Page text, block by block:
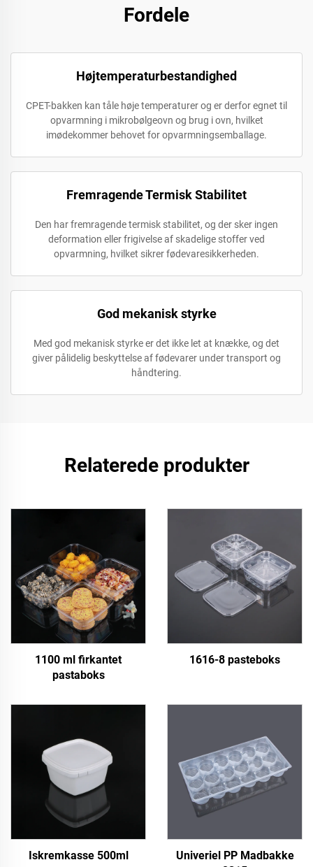
Fordele
Højtemperaturbestandighed
CPET-bakken kan tåle høje temperaturer og er derfor egnet til
opvarmning i mikrobølgeovn og brug i ovn, hvilket
imødekommer behovet for opvarmningsemballage.
Fremragende Termisk Stabilitet
Den har fremragende termisk stabilitet, og der sker ingen
deformation eller frigivelse af skadelige stoffer ved
opvarmning, hvilket sikrer fødevaresikkerheden.
God mekanisk styrke
Med god mekanisk styrke er det ikke let at knække, og det
giver pålidelig beskyttelse af fødevarer under transport og
håndtering.
Relaterede produkter
1100 ml firkantet
pastaboks
1616-8 pasteboks
Iskremkasse 500ml
Univeriel PP Madbakke